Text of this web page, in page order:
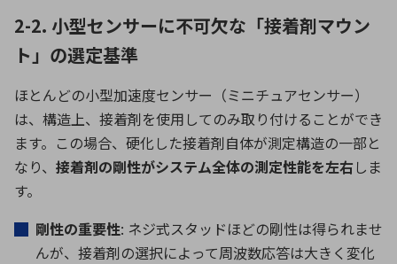
2-2. 小型センサーに不可欠な「接着剤マウン
ト」の選定基準
ほとんどの小型加速度センサー（ミニチュアセンサー）
は、構造上、接着剤を使用してのみ取り付けることができ
ます。この場合、硬化した接着剤自体が測定構造の一部と
なり、 接着剤の剛性がシステム全体の測定性能を左右 しま
す。
剛性の重要性: ネジ式スタッドほどの剛性は得られませ
んが、接着剤の選択によって周波数応答は大きく変化